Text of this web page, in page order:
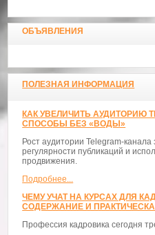
ОБЪЯВЛЕНИЯ
ПОЛЕЗНАЯ ИНФОРМАЦИЯ
КАК УВЕЛИЧИТЬ АУДИТОРИЮ
СПОСОБЫ БЕЗ «ВОДЫ»
Рост аудитории Telegram-канала
регулярности публикаций и
продвижения.
Подробнее...
ЧЕМУ УЧАТ НА КУРСАХ ДЛЯ
СОДЕРЖАНИЕ И
Профессия кадровика сегодня